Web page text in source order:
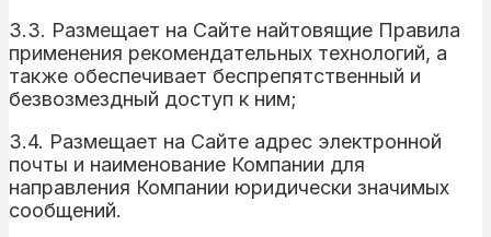
3.3. Размещает на Сайте найтовящие Правила
применения рекомендательных технологий, а
также обеспечивает беспрепятственный и
безвозмездный доступ к ним;
3.4. Размещает на Сайте адрес электронной
почты и наименование Компании для
направления Компании юридически значимых
сообщений.